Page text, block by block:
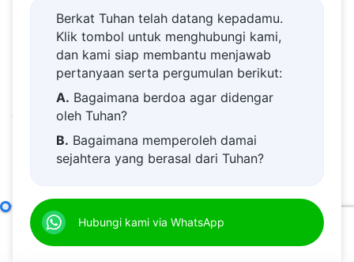
membuang watak licikmu yang suka berbohong
dan bermuka dua sebelum engkau dapat
memenuhi standar dasar menjadi orang yang
jujur. Bukankah ini sulit bagi semua orang? Ini
adalah tantangan yang sangat besar. Sekarang
ini, Tuhan ingin menyempurnakan dan
orang yang mengejar kebenaran harus
menerima penghakiman dan hajaran, ujian dan
Berkat Tuhan telah datang kepadamu.
Klik tombol untuk menghubungi kami,
dan kami siap membantu menjawab
pertanyaan serta pergumulan berikut:
A. Bagaimana berdoa agar didengar
oleh Tuhan?
B. Bagaimana memperoleh damai
sejahtera yang berasal dari Tuhan?
D.
dekat kepada Tuhan.
E.Bagaimana menyambut kedatangan
Hubungi kami via WhatsApp